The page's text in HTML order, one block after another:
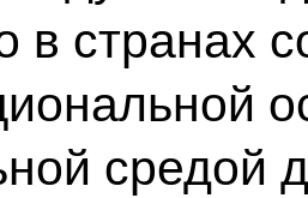
в странах
средой